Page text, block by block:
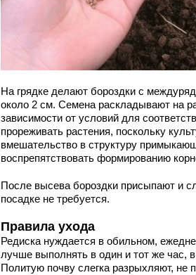
На грядке делают бороздки с
около 2 см. Семена раскладывают на
зависимости от условий для
прореживать растения, поскольку
вмешательство в структуру
воспрепятствовать формированию
После высева бороздки присыпают и
посадке не требуется.
Правила ухода
Редиска нуждается в обильном,
лучше выполнять в один и тот же час,
Политую почву слегка разрыхляют, не